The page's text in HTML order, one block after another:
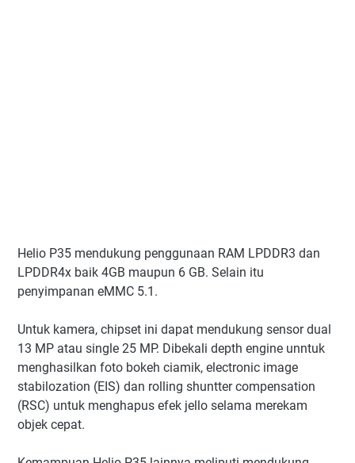
Helio P35 mendukung penggunaan RAM LPDDR3 dan
LPDDR4x baik 4GB maupun 6 GB. Selain itu
penyimpanan eMMC 5.1.
Untuk kamera, chipset ini dapat mendukung sensor dual
13 MP atau single 25 MP. Dibekali depth engine unntuk
menghasilkan foto bokeh ciamik, electronic image
stabilozation (EIS) dan rolling shuntter compensation
(RSC) untuk menghapus efek jello selama merekam
objek cepat.